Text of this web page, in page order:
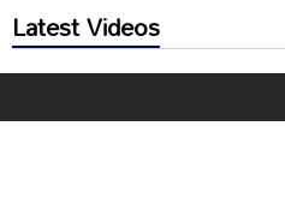
Latest Videos